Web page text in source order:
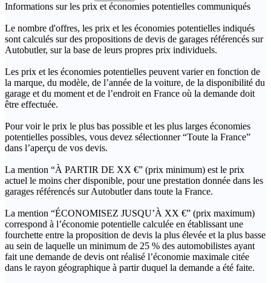
Informations sur les prix et économies potentielles communiqués
Le nombre d'offres, les prix et les économies potentielles indiqués
sont calculés sur des propositions de devis de garages référencés sur
Autobutler, sur la base de leurs propres prix individuels.
Les prix et les économies potentielles peuvent varier en fonction de
la marque, du modèle, de l’année de la voiture, de la disponibilité du
garage et du moment et de l’endroit en France où la demande doit
être effectuée.
Pour voir le prix le plus bas possible et les plus larges économies
potentielles possibles, vous devez sélectionner “Toute la France”
dans l’aperçu de vos devis.
La mention “À PARTIR DE XX €” (prix minimum) est le prix
actuel le moins cher disponible, pour une prestation donnée dans les
garages référencés sur Autobutler dans toute la France.
La mention “ÉCONOMISEZ JUSQU’À XX €” (prix maximum)
correspond à l’économie potentielle calculée en établissant une
fourchette entre la proposition de devis la plus élevée et la plus basse
au sein de laquelle un minimum de 25 % des automobilistes ayant
fait une demande de devis ont réalisé l’économie maximale citée
dans le rayon géographique à partir duquel la demande a été faite.